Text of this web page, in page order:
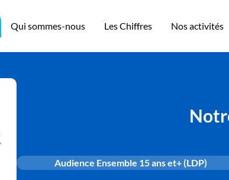
Qui sommes-nous Les Chiffres Nos activités
Audience Ensemble 15 ans et+ (LDP)